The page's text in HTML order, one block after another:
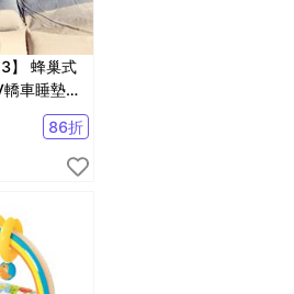
】 蜂巢式
車睡墊戶
86折